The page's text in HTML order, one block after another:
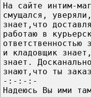
На сайте интим-
смущался,
знает,что
работаю в
и кладовщик
знает.
знают,что ты
-:-:-:-
Надеюсь Вы ими